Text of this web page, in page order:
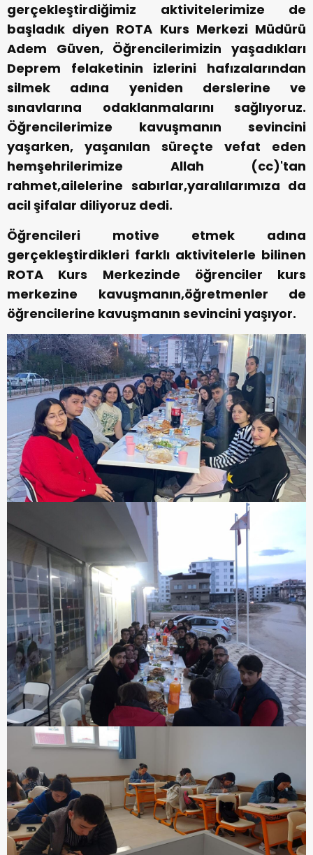
gerçekleştirdiğimiz aktivitelerimize de
başladık diyen ROTA Kurs Merkezi Müdürü
Adem Güven, Öğrencilerimizin yaşadıkları
Deprem felaketinin izlerini hafızalarından
silmek adına yeniden derslerine ve
sınavlarına odaklanmalarını sağlıyoruz.
Öğrencilerimize kavuşmanın sevincini
yaşarken, yaşanılan süreçte vefat eden
hemşehrilerimize Allah (cc)'tan
rahmet,ailelerine sabırlar,yaralılarımıza da
acil şifalar diliyoruz dedi.
Öğrencileri motive etmek adına
gerçekleştirdikleri farklı aktivitelerle bilinen
ROTA Kurs Merkezinde öğrenciler kurs
merkezine kavuşmanın,öğretmenler de
öğrencilerine kavuşmanın sevincini yaşıyor.